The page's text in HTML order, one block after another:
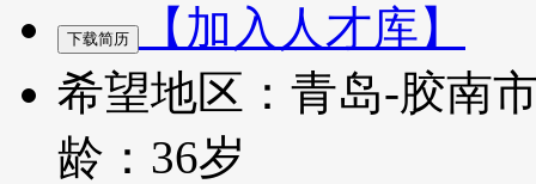
【加入人才库】
希望地区：青岛-胶南
龄：36岁